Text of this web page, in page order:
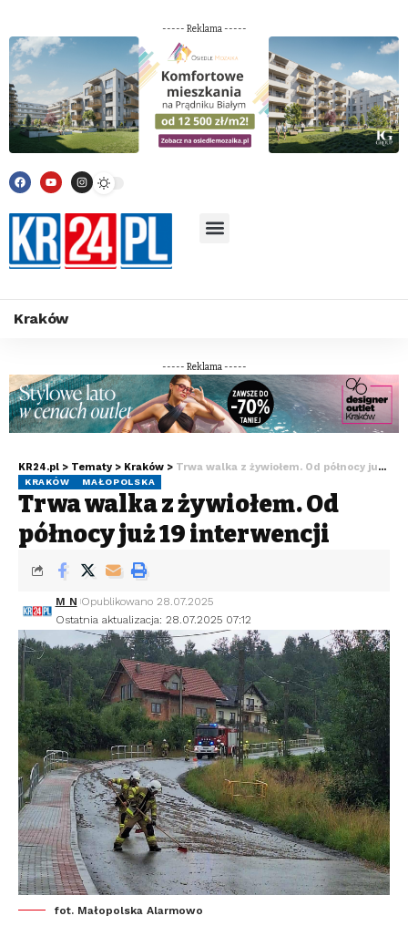
----- Reklama -----
Kraków
----- Reklama -----
KR24.pl > Tematy > Kraków > Trwa walka z żywiołem. Od północy już 19 interwencji
KRAKÓW MAŁOPOLSKA
Trwa walka z żywiołem. Od
północy już 19 interwencji
Ostatnia aktualizacja: 28.07.2025 07:12
M N Opublikowano 28.07.2025
fot. Małopolska Alarmowo